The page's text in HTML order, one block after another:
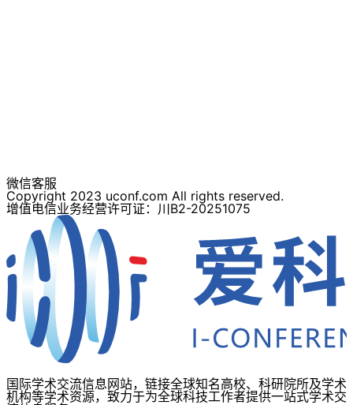
微信客服
Copyright 2023 uconf.com All rights reserved.
增值电信业务经营许可证：川B2-20251075
国际学术交流信息网站，链接全球知名高校、科研院所及学术
机构等学术资源，致力于为全球科技工作者提供一站式学术交